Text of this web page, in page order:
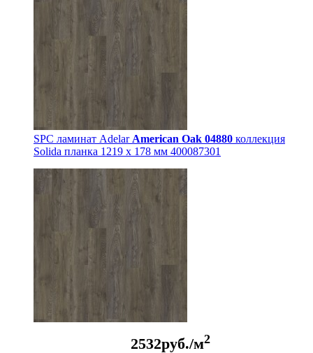
SPC ламинат Adelar American Oak 04880 коллекция
Solida планка 1219 x 178 мм 400087301
2532руб./м2